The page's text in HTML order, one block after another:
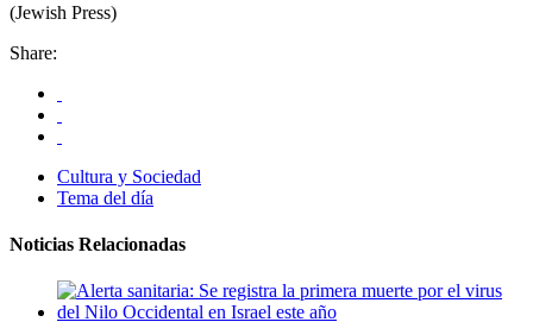
(Jewish Press)
Share:
Cultura y Sociedad
Tema del día
Noticias Relacionadas